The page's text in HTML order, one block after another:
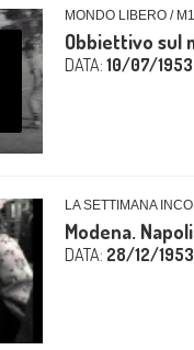
MONDO LIBERO /
Obbiettivo sul
DATA: 10/07/1953
LA SETTIMANA
Modena.
DATA: 28/12/1953